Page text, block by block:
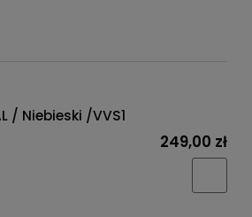
/ Niebieski /VVS1
249,00 zł